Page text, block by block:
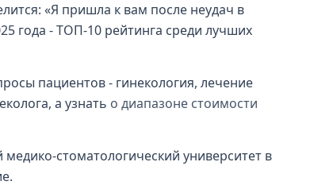
«Я пришла к вам после неудач в
года - ТОП-10 рейтинга среди лучших
пациентов - гинекология, лечение
а узнать о диапазоне стоимости
стоматологический университет в